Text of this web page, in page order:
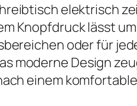
elektrisch
Knopfdruck lässt
oder für
moderne Design
einem